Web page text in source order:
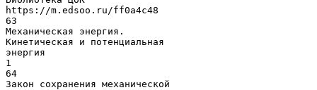
https://m.edsoo.ru/ff0a4c48
63
Механическая энергия.
Кинетическая и потенциальная
энергия
1
64
Закон сохранения механической